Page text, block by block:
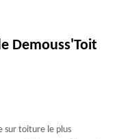
Demouss'Toit
sur toiture le plus